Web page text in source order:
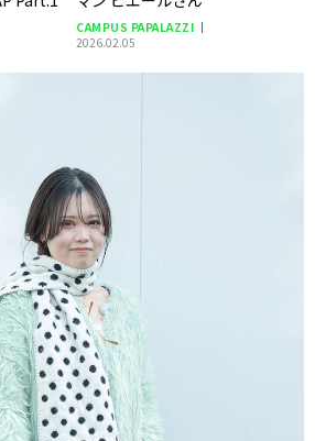
CAMPUS PAPALAZZI
2026.02.05